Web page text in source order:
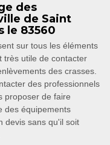
des
de Saint
le 83560
sur tous les éléments
très utile de contacter
des crasses.
des professionnels
proposer de faire
des équipements
devis sans qu'il soit